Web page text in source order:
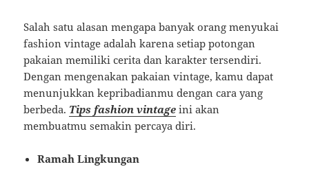
Salah satu alasan mengapa banyak orang menyukai
fashion vintage adalah karena setiap potongan
pakaian memiliki cerita dan karakter tersendiri.
Dengan mengenakan pakaian vintage, kamu dapat
menunjukkan kepribadianmu dengan cara yang
berbeda. Tips fashion vintage ini akan
membuatmu semakin percaya diri.
Ramah Lingkungan